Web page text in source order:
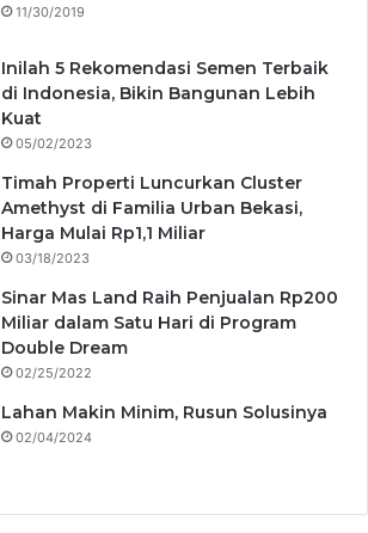
11/30/2019
Inilah 5 Rekomendasi Semen Terbaik
di Indonesia, Bikin Bangunan Lebih
Kuat
05/02/2023
Timah Properti Luncurkan Cluster
Amethyst di Familia Urban Bekasi,
Harga Mulai Rp1,1 Miliar
03/18/2023
Sinar Mas Land Raih Penjualan Rp200
Miliar dalam Satu Hari di Program
Double Dream
02/25/2022
Lahan Makin Minim, Rusun Solusinya
02/04/2024